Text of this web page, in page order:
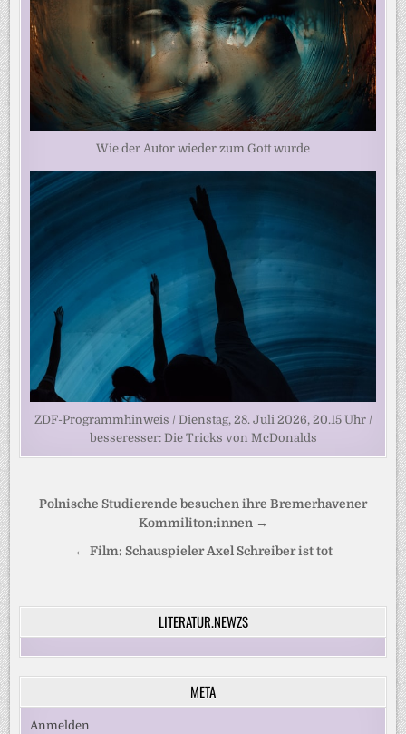
Wie der Autor wieder zum Gott wurde
ZDF-Programmhinweis / Dienstag, 28. Juli 2026, 20.15 Uhr /
besseresser: Die Tricks von McDonalds
Beitragsnavigation
Polnische Studierende besuchen ihre Bremerhavener
Kommiliton:innen →
← Film: Schauspieler Axel Schreiber ist tot
LITERATUR.NEWZS
META
Anmelden